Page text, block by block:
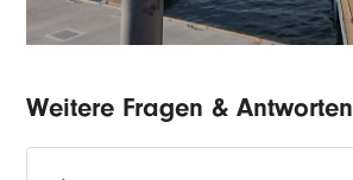
Weitere Fragen & Antworten